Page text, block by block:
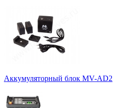
Аккумуляторный блок MV-AD2